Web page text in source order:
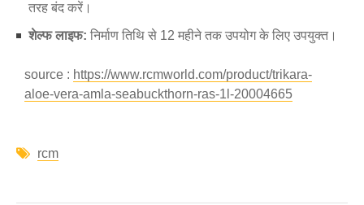
तरह बंद करें।
शेल्फ लाइफ: निर्माण तिथि से 12 महीने तक उपयोग के लिए उपयुक्त।
source : https://www.rcmworld.com/product/trikara-
aloe-vera-amla-seabuckthorn-ras-1l-20004665
rcm